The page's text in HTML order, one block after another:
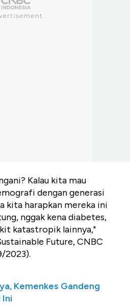
Kalau kita mau
dengan generasi
kita harapkan mereka ini
nggak kena diabetes,
katastropik lainnya,"
Future, CNBC
2023).
Kemenkes Gandeng
Ini